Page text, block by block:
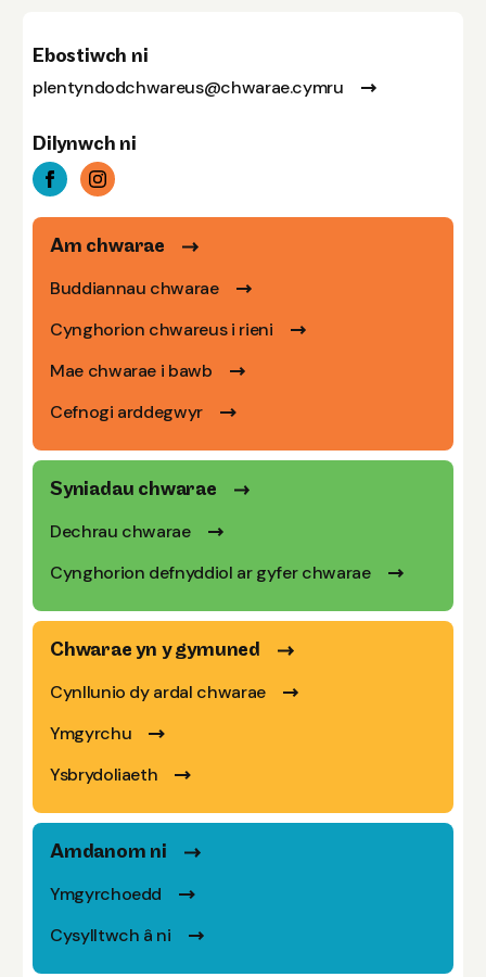
Am chwarae
Buddiannau chwarae
Cynghorion chwareus i rieni
Mae chwarae i bawb
Cefnogi arddegwyr
Syniadau chwarae
Dechrau chwarae
Cynghorion defnyddiol ar gyfer chwarae
Chwarae yn y gymuned
Cynllunio dy ardal chwarae
Ymgyrchu
Ysbrydoliaeth
Amdanom ni
Ymgyrchoedd
Cysylltwch â ni
Ebostiwch ni
plentyndodchwareus@chwarae.cymru
Dilynwch ni